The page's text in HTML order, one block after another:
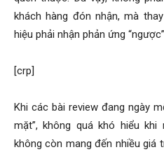
khách hàng đón nhận, mà
hiệu phải nhận phản ứng
[crp]
Khi các bài review đang ngày
mặt”, không quá khó hiểu
không còn mang đến nhiều giá